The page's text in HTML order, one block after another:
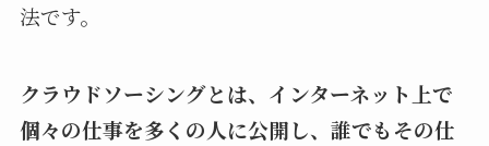
法です。
クラウドソーシングとは、インターネット上で
個々の仕事を多くの人に公開し、誰でもその仕